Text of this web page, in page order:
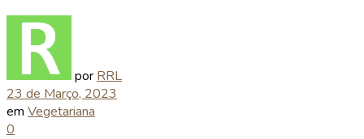
por RRL
23 de Março, 2023
em Vegetariana
0